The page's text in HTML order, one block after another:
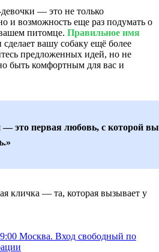
— это не только
и возможность еще раз подумать о
питомце. Правильное имя
вашу собаку ещё более
предложенных идей, но не
быть комфортным для вас и
это первая любовь, с которой вы
кличка — та, которая вызывает у
Москва. Вход свободный по